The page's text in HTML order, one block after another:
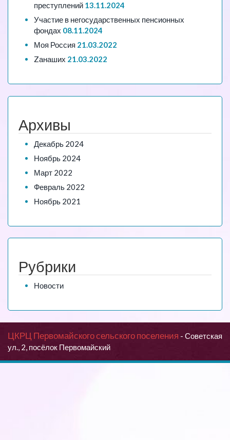
преступлений 13.11.2024
Участие в негосударственных пенсионных
фондах 08.11.2024
Моя Россия 21.03.2022
Zанаших 21.03.2022
Архивы
Декабрь 2024
Ноябрь 2024
Март 2022
Февраль 2022
Ноябрь 2021
Рубрики
Новости
ЦКРЦ Первомайского сельского поселения - Советская
ул., 2, посёлок Первомайский